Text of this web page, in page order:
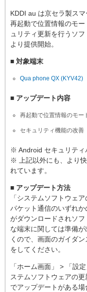
KDDI au は京セラ製ス
再起動で位置情報のモ
ュリティ更新を行うソ
より提供開始。
■ 対象端末
Qua phone QX (KYV42)
■ アップデート内容
再起動で位置情報のモー
セキュリティ機能の改善
※ Android セキュリティ
※ 上記以外にも、より
れています。
■ アップデート方法
「システムソフトウェ
パケット通信のいずれ
がダウンロードされソ
な端末に関しては準備
くので、画面のガイダ
をしてください。
「ホーム画面」 > 「設
ステムソフトウェアの
でアップデートがある場